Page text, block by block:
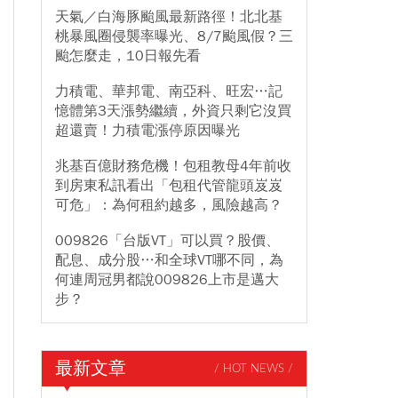
天氣／白海豚颱風最新路徑！北北基
桃暴風圈侵襲率曝光、8/7颱風假？三
颱怎麼走，10日報先看
力積電、華邦電、南亞科、旺宏…記
憶體第3天漲勢繼續，外資只剩它沒買
超還賣！力積電漲停原因曝光
兆基百億財務危機！包租教母4年前收
到房東私訊看出「包租代管龍頭岌岌
可危」：為何租約越多，風險越高？
009826「台版VT」可以買？股價、
配息、成分股…和全球VT哪不同，為
何連周冠男都說009826上市是邁大
步？
最新文章 / HOT NEWS /